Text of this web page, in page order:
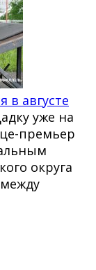
в августе
уже на
премьер
округа